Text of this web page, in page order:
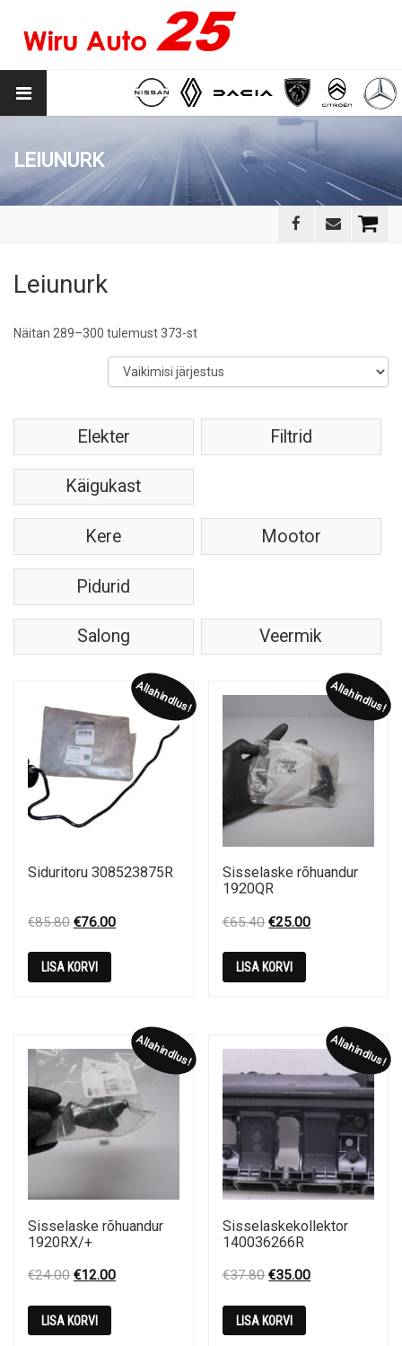
LEIUNURK
Leiunurk
Näitan 289–300 tulemust 373-st
Elekter Filtrid
Käigukast
Kere Mootor
Pidurid
Salong Veermik
Allahindlus!
Siduritoru 308523875R
€85.80 Original
was:
€85.80.
€76.00Current
LISA KORVI
Allahindlus!
Sisselaske rõhuandur
1920QR
€65.40 Original
was:
€65.40.
€25.00Current
LISA KORVI
Allahindlus!
Sisselaske rõhuandur
1920RX/+
€24.00 Original
was:
€24.00.
€12.00Current
LISA KORVI
Allahindlus!
Sisselaskekollektor
140036266R
€37.80 Original
was:
€37.80.
€35.00Current
LISA KORVI